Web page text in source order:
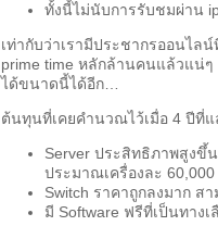
ทั้งนี้ไม่นับการรับชมผ่าน
เท่ากับว่าเรามีประชากรออนไล
prime time หลักล้านคนแล้วแน่ๆ
ได้ขนาดนี้ได้อีก…
ต้นทุนที่เคยคำนวณไว้เมื่อ 4 ปีที่
Server ประสิทธิภาพสูงขึ้
ประมาณเครื่องละ
Switch ราคาถูกลงมาก ส
มี Software ฟรีที่เป็นทาง